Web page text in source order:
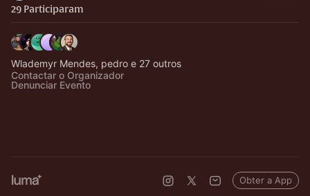
29 Participaram
Wlademyr Mendes, pedro e 27 outros
Contactar o Organizador
Denunciar Evento
Obter a App